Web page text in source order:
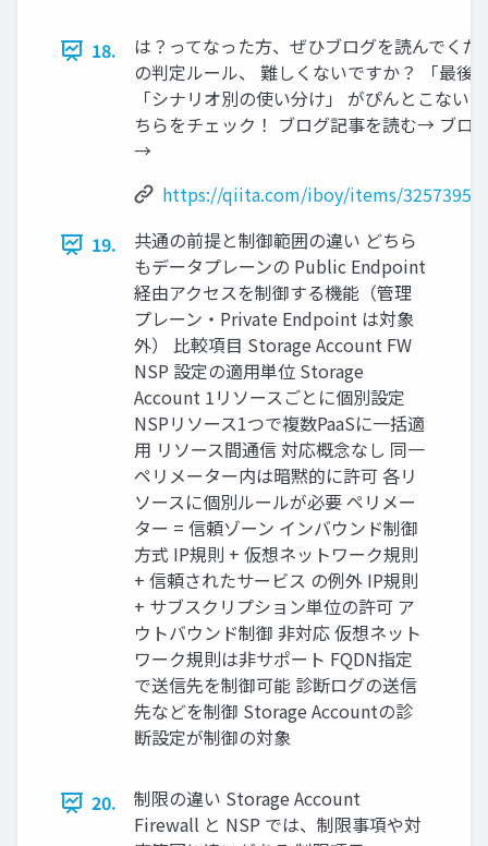
18.
は？ってなった方、ぜひブログを読んでくだ
の判定ルール、 難しくないですか？ 「最後
「シナリオ別の使い分け」 がぴんとこない
ちらをチェック！ ブログ記事を読む→ ブロ
→
https://qiita.com/iboy/items/
19.
共通の前提と制御範囲の違い どちら
もデータプレーンの Public Endpoint
経由アクセスを制御する機能（管理
プレーン・Private Endpoint は対象
外） 比較項目 Storage Account FW
NSP 設定の適用単位 Storage
Account 1リソースごとに個別設定
NSPリソース1つで複数PaaSに一括適
用 リソース間通信 対応概念なし 同一
ペリメーター内は暗黙的に許可 各リ
ソースに個別ルールが必要 ペリメー
ター = 信頼ゾーン インバウンド制御
方式 IP規則 + 仮想ネットワーク規則
+ 信頼されたサービス の例外 IP規則
+ サブスクリプション単位の許可 ア
ウトバウンド制御 非対応 仮想ネット
ワーク規則は非サポート FQDN指定
で送信先を制御可能 診断ログの送信
先などを制御 Storage Accountの診
断設定が制御の対象
20.
制限の違い Storage Account
Firewall と NSP では、制限事項や対